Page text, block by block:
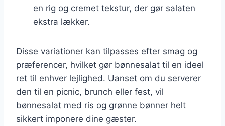
en rig og cremet tekstur, der gør salaten
ekstra lækker.
Disse variationer kan tilpasses efter smag og
præferencer, hvilket gør bønnesalat til en ideel
ret til enhver lejlighed. Uanset om du serverer
den til en picnic, brunch eller fest, vil
bønnesalat med ris og grønne bønner helt
sikkert imponere dine gæster.